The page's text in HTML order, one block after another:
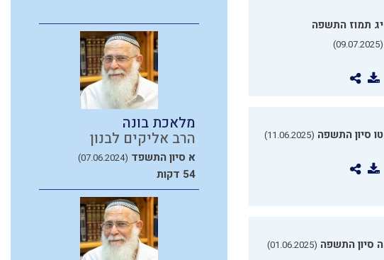
יג תמוז התשפה
(09.07.2025)
טו סיון התשפה (11.06.2025)
ה סיון התשפה (01.06.2025)
מלאכת בונה
הרב אליקים לבנון
א סיון התשפד (07.06.2024)
54 דקות